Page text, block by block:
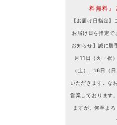
料無料』
【お届け日指定
お届け日を指定で
お知らせ】誠に勝
月11日（火・祝
（土）、16日（
いただきます。な
営業しております
ますが、何卒よ